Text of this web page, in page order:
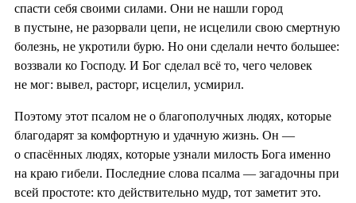
спасти себя своими силами. Они не нашли город
в пустыне, не разорвали цепи, не исцелили свою смертную
болезнь, не укротили бурю. Но они сделали нечто большее:
воззвали ко Господу. И Бог сделал всё то, чего человек
не мог: вывел, расторг, исцелил, усмирил.
Поэтому этот псалом не о благополучных людях, которые
благодарят за комфортную и удачную жизнь. Он —
о спасённых людях, которые узнали милость Бога именно
на краю гибели. Последние слова псалма — загадочны при
всей простоте: кто действительно мудр, тот заметит это.